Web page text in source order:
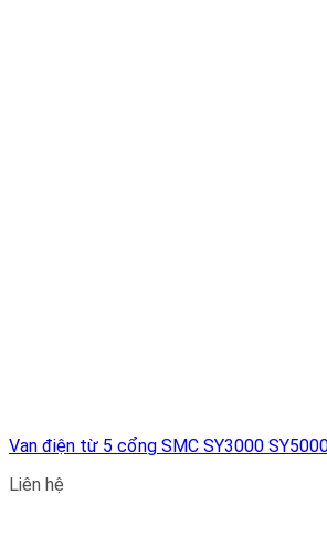
Van điện từ 5 cổng SMC SY3000
Liên hệ